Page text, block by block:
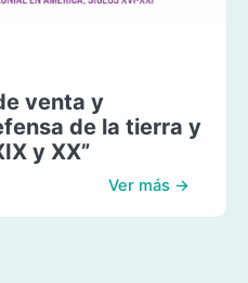
venta y
de la tierra y
y XX”
Ver más →